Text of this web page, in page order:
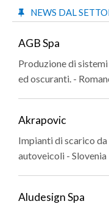
NEWS DAL
AGB Spa
Produzione di
ed oscuranti. -
Akrapovic
Impianti di scarico
autoveicoli - Slovenia
Aludesign Spa